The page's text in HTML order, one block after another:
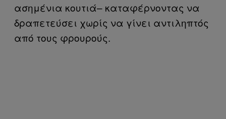
ασημένια κουτιά– καταφέρνοντας να
δραπετεύσει χωρίς να γίνει αντιληπτός
από τους φρουρούς.